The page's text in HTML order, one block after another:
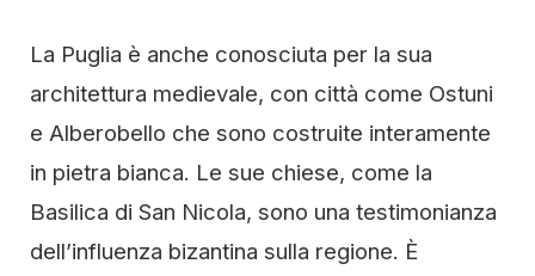
La Puglia è anche conosciuta per la sua
architettura medievale, con città come Ostuni
e Alberobello che sono costruite interamente
in pietra bianca. Le sue chiese, come la
Basilica di San Nicola, sono una testimonianza
dell’influenza bizantina sulla regione. È